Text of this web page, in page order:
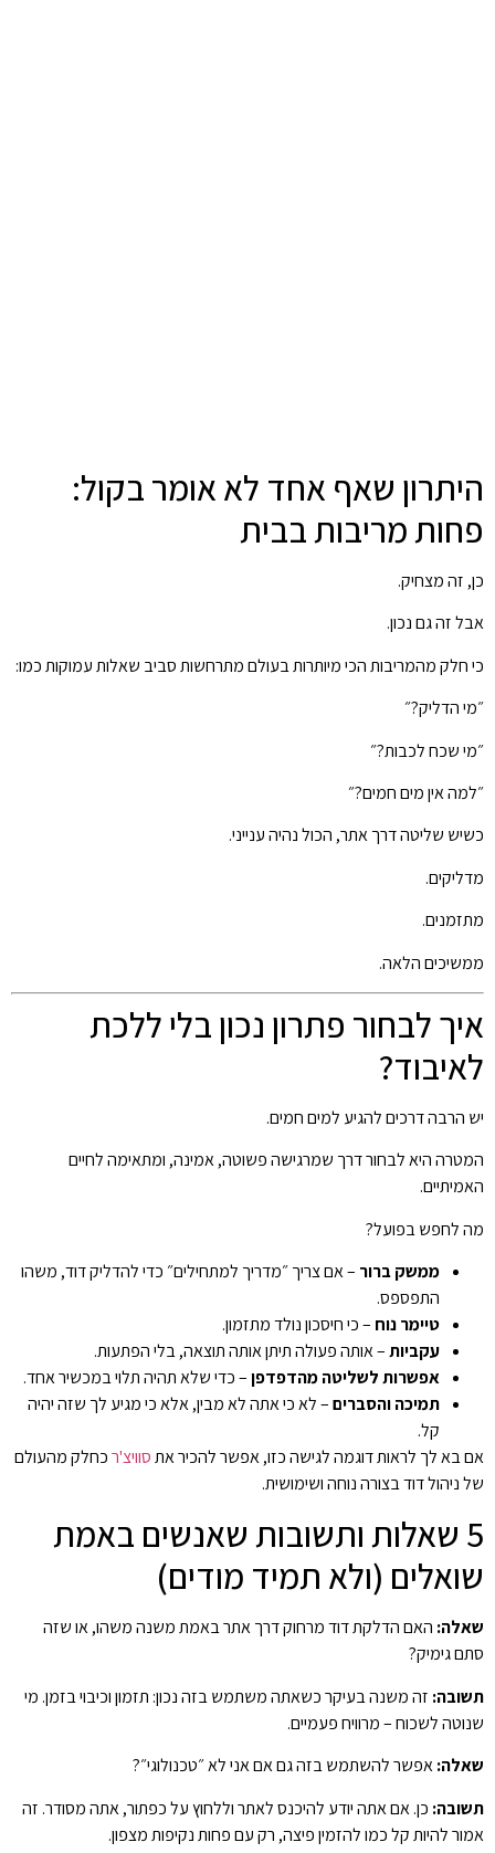
היתרון שאף אחד לא אומר בקול:
פחות מריבות בבית
כן, זה מצחיק.
אבל זה גם נכון.
כי חלק מהמריבות הכי מיותרות בעולם מתרחשות סביב שאלות עמוקות כמו:
״מי הדליק?״
״מי שכח לכבות?״
״למה אין מים חמים?״
כשיש שליטה דרך אתר, הכול נהיה ענייני.
מדליקים.
מתזמנים.
ממשיכים הלאה.
איך לבחור פתרון נכון בלי ללכת
לאיבוד?
יש הרבה דרכים להגיע למים חמים.
המטרה היא לבחור דרך שמרגישה פשוטה, אמינה, ומתאימה לחיים
האמיתיים.
מה לחפש בפועל?
ממשק ברור – אם צריך ״מדריך למתחילים״ כדי להדליק דוד, משהו
התפספס.
טיימר נוח – כי חיסכון נולד מתזמון.
עקביות– אותה פעולה תיתן אותה תוצאה, בלי הפתעות.
אפשרות לשליטה מהדפדפן– כדי שלא תהיה תלוי במכשיר אחד.
תמיכה והסברים– לא כי אתה לא מבין, אלא כי מגיע לך שזה יהיה
קל.
אם בא לך לראות דוגמה לגישה כזו, אפשר להכיר אתסוויצ'רכחלק מהעולם
של ניהול דוד בצורה נוחה ושימושית.
5 שאלות ותשובות שאנשים באמת
שואלים (ולא תמיד מודים)
שאלה: האם הדלקת דוד מרחוק דרך אתר באמת משנה משהו, או שזה
סתם גימיק?
תשובה: זה משנה בעיקר כשאתה משתמש בזה נכון: תזמון וכיבוי בזמן. מי
שנוטה לשכוח – מרוויח פעמיים.
שאלה:אפשר להשתמש בזה גם אם אני לא ״טכנולוגי״?
תשובה: כן. אם אתה יודע להיכנס לאתר וללחוץ על כפתור, אתה מסודר. זה
אמור להיות קל כמו להזמין פיצה, רק עם פחות נקיפות מצפון.